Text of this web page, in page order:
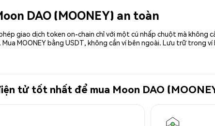
DAO (MOONEY) an toàn
giao dịch token on-chain chỉ với một cú nhấp chuột mà không
MOONEY bằng USDT, không cần ví bên ngoài. Lưu trữ trong
tử tốt nhất để mua Moon DAO